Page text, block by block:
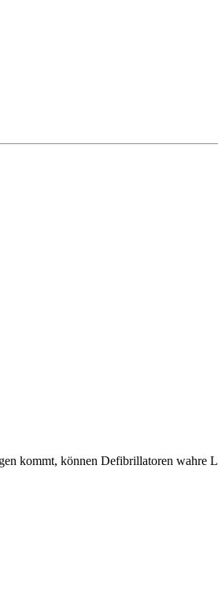
kommt, können Defibrillatoren wahre